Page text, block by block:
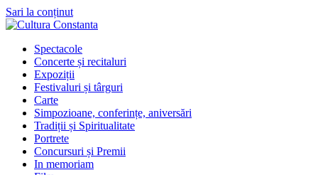
Sari la conținut
Spectacole
Concerte și recitaluri
Expoziții
Festivaluri și târguri
Carte
Simpozioane, conferințe, aniversări
Tradiții și Spiritualitate
Portrete
Concursuri și Premii
In memoriam